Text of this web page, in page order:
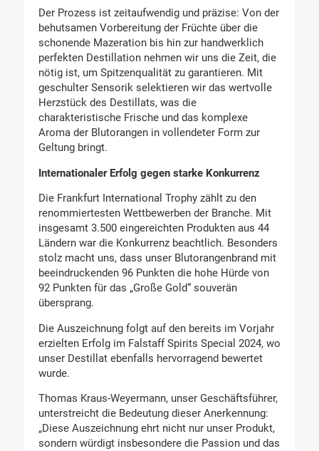
Der Prozess ist zeitaufwendig und präzise: Von der
behutsamen Vorbereitung der Früchte über die
schonende Mazeration bis hin zur handwerklich
perfekten Destillation nehmen wir uns die Zeit, die
nötig ist, um Spitzenqualität zu garantieren. Mit
geschulter Sensorik selektieren wir das wertvolle
Herzstück des Destillats, was die
charakteristische Frische und das komplexe
Aroma der Blutorangen in vollendeter Form zur
Geltung bringt.
Internationaler Erfolg gegen starke Konkurrenz
Die Frankfurt International Trophy zählt zu den
renommiertesten Wettbewerben der Branche. Mit
insgesamt 3.500 eingereichten Produkten aus 44
Ländern war die Konkurrenz beachtlich. Besonders
stolz macht uns, dass unser Blutorangenbrand mit
beeindruckenden 96 Punkten die hohe Hürde von
92 Punkten für das „Große Gold“ souverän
übersprang.
Die Auszeichnung folgt auf den bereits im Vorjahr
erzielten Erfolg im Falstaff Spirits Special 2024, wo
unser Destillat ebenfalls hervorragend bewertet
wurde.
Thomas Kraus-Weyermann, unser Geschäftsführer,
unterstreicht die Bedeutung dieser Anerkennung:
„Diese Auszeichnung ehrt nicht nur unser Produkt,
sondern würdigt insbesondere die Passion und das